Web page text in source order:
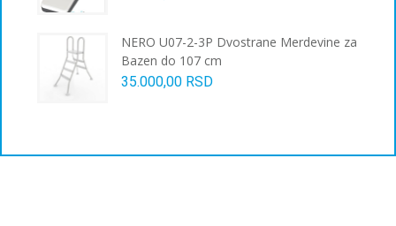
NERO U07-2-3P Dvostrane Merdevine za
Bazen do 107 cm
35.000,00 RSD